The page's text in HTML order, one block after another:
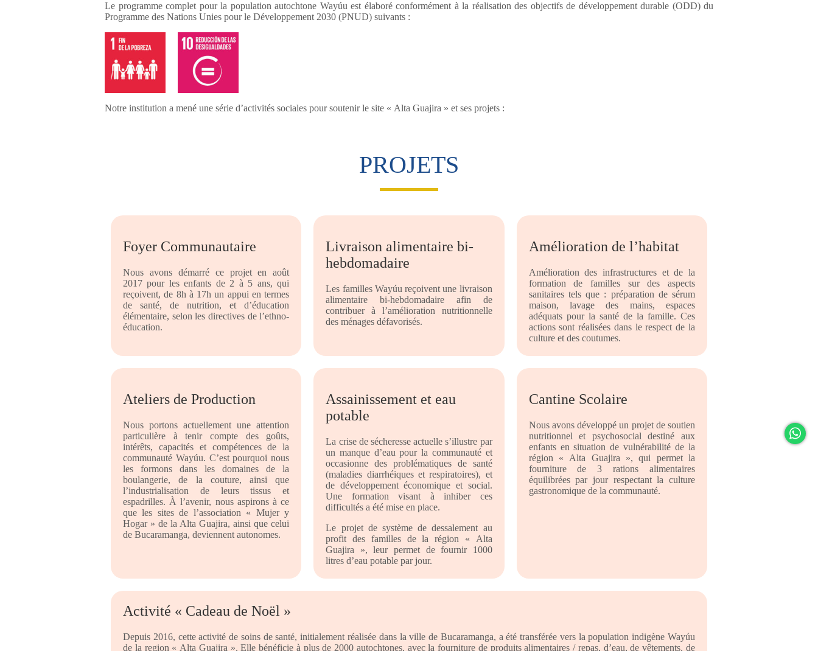
Le programme complet pour la population autochtone Wayúu est élaboré conformément à la réalisation des objectifs de développement durable (ODD) du
Programme des Nations Unies pour le Développement 2030 (PNUD) suivants :
Notre institution a mené une série d’activités sociales pour soutenir le site « Alta Guajira » et ses projets :
PROJETS
Foyer Communautaire
Nous avons démarré ce projet en août
2017 pour les enfants de 2 à 5 ans, qui
reçoivent, de 8h à 17h un appui en termes
de santé, de nutrition, et d’éducation
élémentaire, selon les directives de l’ethno-
éducation.
Livraison alimentaire bi-
hebdomadaire
Les familles Wayúu reçoivent une livraison
alimentaire bi-hebdomadaire afin de
contribuer à l’amélioration nutritionnelle
des ménages défavorisés.
Amélioration de l’habitat
Amélioration des infrastructures et de la
formation de familles sur des aspects
sanitaires tels que : préparation de sérum
maison, lavage des mains, espaces
adéquats pour la santé de la famille. Ces
actions sont réalisées dans le respect de la
culture et des coutumes.
Ateliers de Production
Nous portons actuellement une attention
particulière à tenir compte des goûts,
intérêts, capacités et compétences de la
communauté Wayúu. C’est pourquoi nous
les formons dans les domaines de la
boulangerie, de la couture, ainsi que
l’industrialisation de leurs tissus et
espadrilles. À l’avenir, nous aspirons à ce
que les sites de l’association « Mujer y
Hogar » de la Alta Guajira, ainsi que celui
de Bucaramanga, deviennent autonomes.
Assainissement et eau
potable
La crise de sécheresse actuelle s’illustre par
un manque d’eau pour la communauté et
occasionne des problématiques de santé
(maladies diarrhéiques et respiratoires), et
de développement économique et social.
Une formation visant à inhiber ces
difficultés a été mise en place.
Le projet de système de dessalement au
profit des familles de la région « Alta
Guajira », leur permet de fournir 1000
litres d’eau potable par jour.
Cantine Scolaire
Nous avons développé un projet de soutien
nutritionnel et psychosocial destiné aux
enfants en situation de vulnérabilité de la
région « Alta Guajira », qui permet la
fourniture de 3 rations alimentaires
équilibrées par jour respectant la culture
gastronomique de la communauté.
Activité « Cadeau de Noël »
Depuis 2016, cette activité de soins de santé, initialement réalisée dans la ville de Bucaramanga, a été transférée vers la population indigène Wayúu
de la region « Alta Guajira ». Elle bénéficie à plus de 2000 autochtones, avec la fourniture de produits alimentaires / repas, d’eau, de vêtements, de